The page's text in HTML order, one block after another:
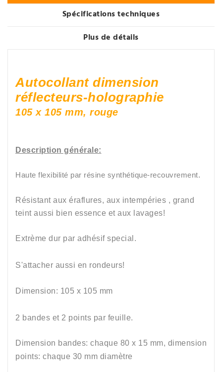
Spécifications techniques
Plus de détails
Autocollant dimension
réflecteurs-holographie
105 x 105 mm, rouge
Description générale:
Haute flexibilité par résine synthétique-recouvrement.
Résistant aux éraflures, aux intempéries , grand
teint aussi bien essence et aux lavages!
Extrème dur par adhésif special .
S'attacher aussi en rondeurs!
Dimension: 105 x 105 mm
2 bandes et 2 points par feuille.
Dimension bandes: chaque 80 x 15 mm, dimension
points: chaque 30 mm diamètre